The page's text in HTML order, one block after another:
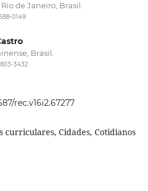
de Janeiro, Brasil.
0149
Brasil.
3432
rec.v16i2.67277
curriculares, Cidades, Cotidianos